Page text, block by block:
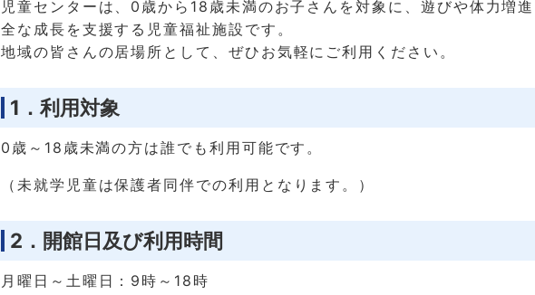
児童センターは、0歳から18歳未満のお子さんを対象に、遊びや体力増
全な成長を支援する児童福祉施設です。
地域の皆さんの居場所として、ぜひお気軽にご利用ください。
1．利用対象
0歳～18歳未満の方は誰でも利用可能です。
（未就学児童は保護者同伴での利用となります。）
2．開館日及び利用時間
月曜日～土曜日：9時～18時